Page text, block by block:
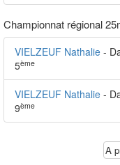
Championnat régional
VIELZEUF Nathalie -
5ème
VIELZEUF Nathalie -
9ème
A